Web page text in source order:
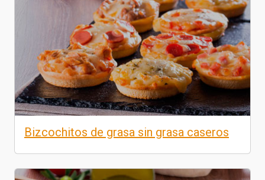
Bizcochitos de grasa sin grasa caseros